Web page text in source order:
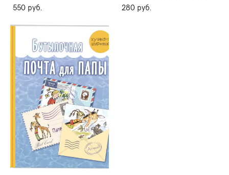
550 pуб.
280 pуб.